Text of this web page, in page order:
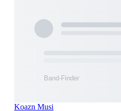
Koazn Musi